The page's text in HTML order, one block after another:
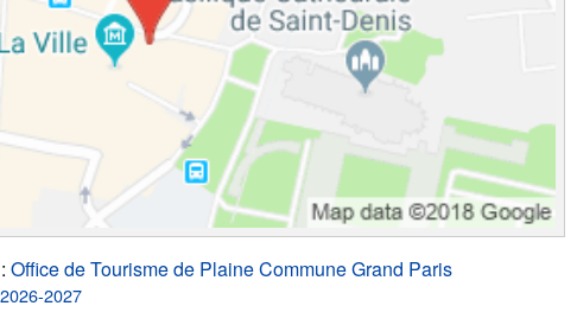
: Office de Tourisme de Plaine Commune Grand Paris
2027